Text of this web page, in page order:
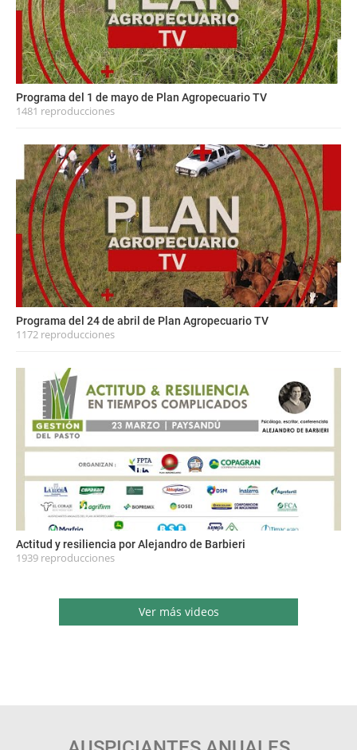
Programa del 1 de mayo de Plan Agropecuario TV
1481 reproducciones
Programa del 24 de abril de Plan Agropecuario TV
1172 reproducciones
Actitud y resiliencia por Alejandro de Barbieri
1939 reproducciones
Ver más videos